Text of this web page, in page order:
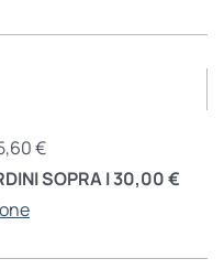
€
SOPRA I 30,00 €